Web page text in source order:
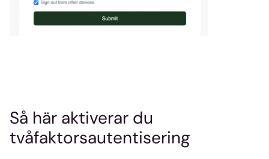
Så här aktiverar du
tvåfaktorsautentisering